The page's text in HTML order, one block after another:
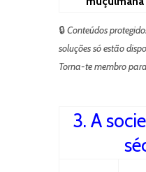
🔒Conteúdos
soluções só estão
Torna-te membro
3. A